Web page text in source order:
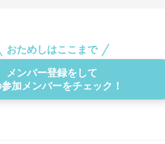
おためしはここまで
メンバー登録をして
加メンバーをチェック！